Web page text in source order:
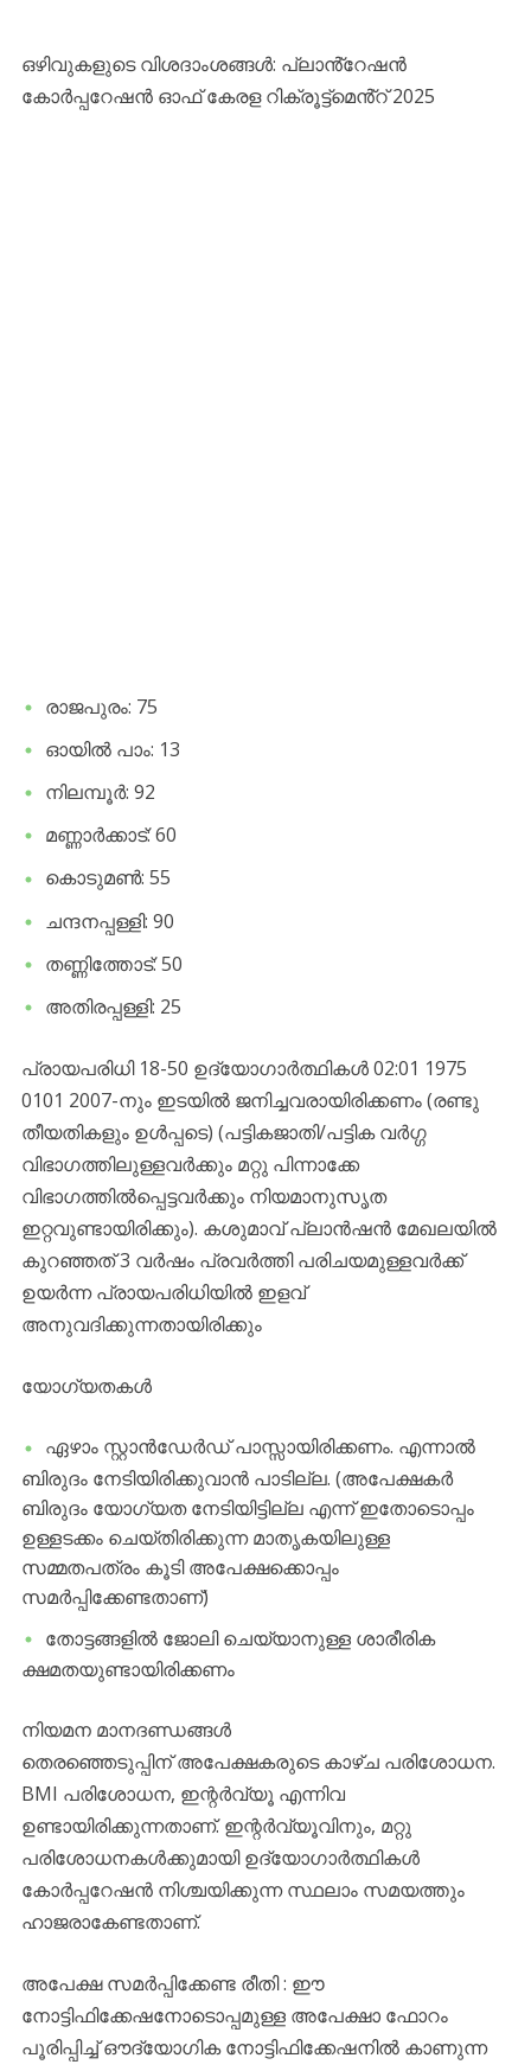
ഒഴിവുകളുടെ വിശദാംശങ്ങൾ: പ്ലാൻ്റേഷൻ
കോർപ്പറേഷൻ ഓഫ് കേരള റിക്രൂട്ട്‌മെൻ്റ് 2025
രാജപുരം: 75
ഓയിൽ പാം: 13
നിലമ്പൂർ: 92
മണ്ണാർക്കാട്: 60
കൊടുമൺ: 55
ചന്ദനപ്പള്ളി: 90
തണ്ണിത്തോട്: 50
അതിരപ്പള്ളി: 25
പ്രായപരിധി 18-50 ഉദ്യോഗാർത്ഥികൾ 02:01 1975
0101 2007-നും ഇടയിൽ ജനിച്ചവരായിരിക്കണം (രണ്ടു
തീയതികളും ഉൾപ്പടെ) (പട്ടികജാതി/പട്ടിക വർഗ്ഗ
വിഭാഗത്തിലുള്ളവർക്കും മറ്റു പിന്നാക്കേ
വിഭാഗത്തിൽപ്പെട്ടവർക്കും നിയമാനുസൃത
ഇറ്റവുണ്ടായിരിക്കും). കശുമാവ് പ്ലാൻഷൻ മേഖലയിൽ
കുറഞ്ഞത് 3 വർഷം പ്രവർത്തി പരിചയമുള്ളവർക്ക്
ഉയർന്ന പ്രായപരിധിയിൽ ഇളവ്
അനുവദിക്കുന്നതായിരിക്കും
യോഗ്യതകൾ
ഏഴാം സ്റ്റാൻഡേർഡ് പാസ്സായിരിക്കണം. എന്നാൽ
ബിരുദം നേടിയിരിക്കുവാൻ പാടില്ല. (അപേക്ഷകർ
ബിരുദം യോഗ്യത നേടിയിട്ടില്ല എന്ന് ഇതോടൊപ്പം
ഉള്ളടക്കം ചെയ്തിരിക്കുന്ന മാതൃകയിലുള്ള
സമ്മതപത്രം കൂടി അപേക്ഷക്കൊപ്പം
സമർപ്പിക്കേണ്ടതാണ്)
തോട്ടങ്ങളിൽ ജോലി ചെയ്യാനുള്ള ശാരീരിക
ക്ഷമതയുണ്ടായിരിക്കണം
നിയമന മാനദണ്ഡങ്ങൾ
തെരഞ്ഞെടുപ്പിന് അപേക്ഷകരുടെ കാഴ്ച പരിശോധന.
BMI പരിശോധന, ഇന്റർവ്യൂ എന്നിവ
ഉണ്ടായിരിക്കുന്നതാണ്. ഇന്റർവ്യൂവിനും, മറ്റു
പരിശോധനകൾക്കുമായി ഉദ്യോഗാർത്ഥികൾ
കോർപ്പറേഷൻ നിശ്ചയിക്കുന്ന സ്ഥലാം സമയത്തും
ഹാജരാകേണ്ടതാണ്.
അപേക്ഷ സമർപ്പിക്കേണ്ട രീതി : ഈ
നോട്ടിഫിക്കേഷനോടൊപ്പമുള്ള അപേക്ഷാ ഫോറം
പൂരിപ്പിച്ച് ഔദ്യോഗിക നോട്ടിഫിക്കേഷനിൽ കാണുന്ന